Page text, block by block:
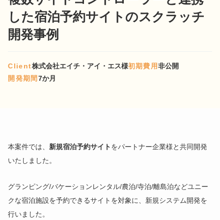
した宿泊予約サイトのスクラッチ
開発事例
Client株式会社エイチ・アイ・エス様初期費用非公開
開発期間7か月
本案件では、新規宿泊予約サイトをパートナー企業様と共同開発
いたしました。
グランピング/バケーションレンタル/農泊/寺泊/離島泊などユニー
クな宿泊施設を予約できるサイトを対象に、新規システム開発を
行いました。